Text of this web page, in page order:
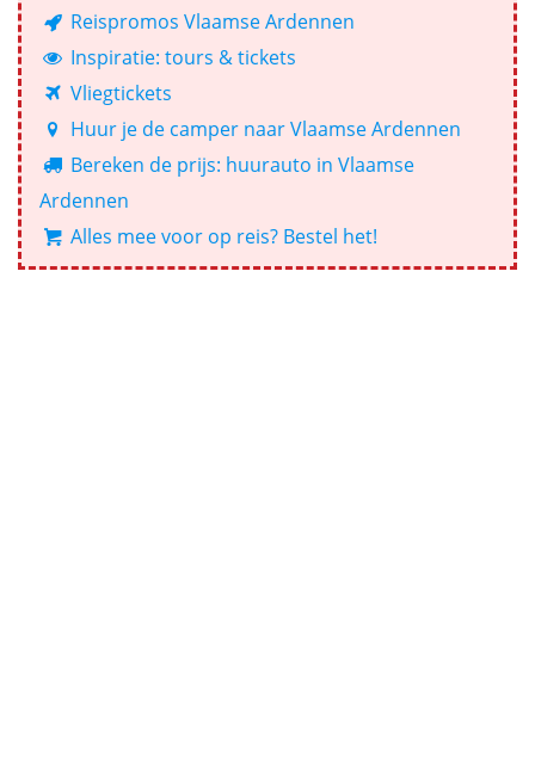
Reispromos Vlaamse Ardennen
Inspiratie: tours & tickets
Vliegtickets
Huur je de camper naar Vlaamse Ardennen
Bereken de prijs: huurauto in Vlaamse
Ardennen
Alles mee voor op reis? Bestel het!